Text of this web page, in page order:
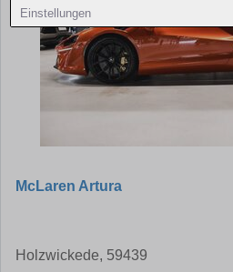
Einstellungen
McLaren Artura
Holzwickede, 59439